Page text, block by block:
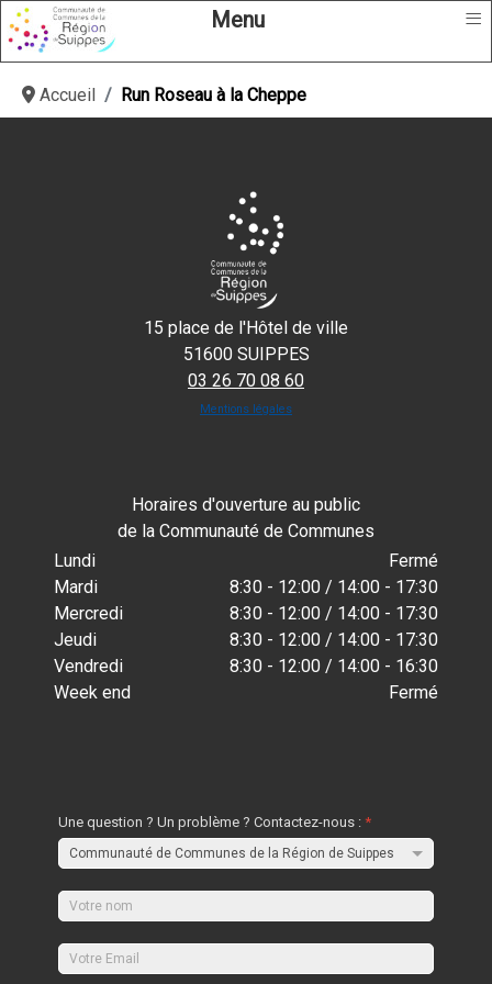
Menu ≡
Accueil Run Roseau à la Cheppe
15 place de l'Hôtel de ville
51600 SUIPPES
03 26 70 08 60
Mentions légales
Horaires d'ouverture au public
de la Communauté de Communes
Lundi
Fermé
Mardi
8:30 - 12:00 / 14:00 - 17:30
Mercredi
8:30 - 12:00 / 14:00 - 17:30
Jeudi
8:30 - 12:00 / 14:00 - 17:30
Vendredi
8:30 - 12:00 / 14:00 - 16:30
Week end
Fermé
Une question ? Un problème ? Contactez-nous :*